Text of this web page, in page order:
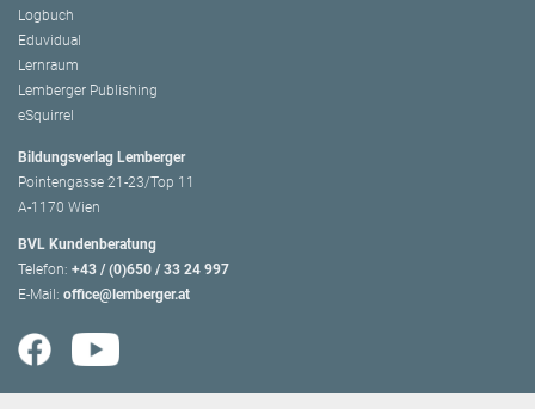
Logbuch
Eduvidual
Lernraum
Lemberger Publishing
eSquirrel
Bildungsverlag Lemberger
Pointengasse 21-23/Top 11
A-1170 Wien
BVL Kundenberatung
Telefon: +43 / (0)650 / 33 24 997
E-Mail: office@lemberger.at